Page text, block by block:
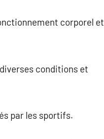
corporel et
conditions et
par les sportifs.